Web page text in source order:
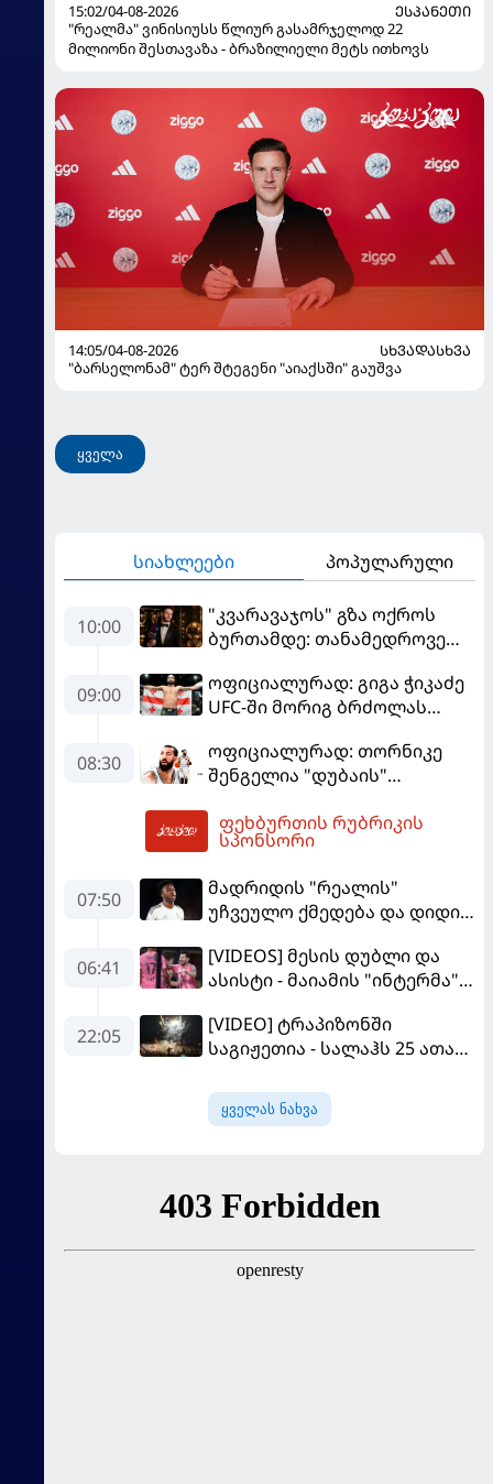
15:02/04-08-2026
ᲔᲡᲞᲐᲜᲔᲗᲘ
"რეალმა" ვინისიუსს წლიურ გასამრჯელოდ 22
მილიონი შესთავაზა - ბრაზილიელი მეტს ითხოვს
14:05/04-08-2026
ᲡᲮᲕᲐᲓᲐᲡᲮᲕᲐ
"ბარსელონამ" ტერ შტეგენი "აიაქსში" გაუშვა
ყველა
სიახლეები პოპულარული
10:00
"კვარავაჯოს" გზა ოქროს
ბურთამდე: თანამედროვე
09:00
ოფიციალურად: გიგა ჭიკაძე
UFC-ში მორიგ ბრძოლას
08:30
ოფიციალურად: თორნიკე
შენგელია "დუბაის"
ფეხბურთის რუბრიკის
სპონსორი
07:50
მადრიდის "რეალის"
უჩვეულო ქმედება და დიდი
მომავალი გადაწყდა
06:41
[VIDEOS] მესის დუბლი და
ასისტი - მაიამის "ინტერმა"
22:05
[VIDEO] ტრაპიზონში
საგიჟეთია - სალაჰს 25 ათასი
ყველას ნახვა